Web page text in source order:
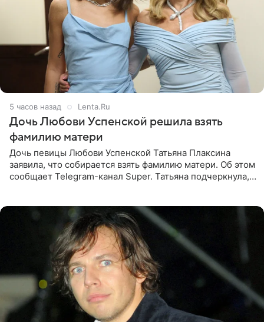
5 часов назад Lenta.Ru
Дочь Любови Успенской решила взять
фамилию матери
Дочь певицы Любови Успенской Татьяна Плаксина
заявила, что собирается взять фамилию матери. Об этом
сообщает Telegram-канал Super. Татьяна подчеркнула,